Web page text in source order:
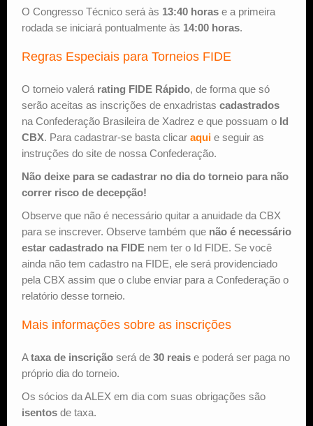
O Congresso Técnico será às 13:40 horas e a primeira
rodada se iniciará pontualmente às 14:00 horas.
Regras Especiais para Torneios FIDE
O torneio valerá rating FIDE Rápido, de forma que só
serão aceitas as inscrições de enxadristas cadastrados
na Confederação Brasileira de Xadrez e que possuam o Id
CBX. Para cadastrar-se basta clicar aqui e seguir as
instruções do site de nossa Confederação.
Não deixe para se cadastrar no dia do torneio para não
correr risco de decepção!
Observe que não é necessário quitar a anuidade da CBX
para se inscrever. Observe também que não é necessário
estar cadastrado na FIDE nem ter o Id FIDE. Se você
ainda não tem cadastro na FIDE, ele será providenciado
pela CBX assim que o clube enviar para a Confederação o
relatório desse torneio.
Mais informações sobre as inscrições
Ataxa de inscrição será de 30 reais e poderá ser paga no
próprio dia do torneio.
Os sócios da ALEX em dia com suas obrigações são
isentos de taxa.